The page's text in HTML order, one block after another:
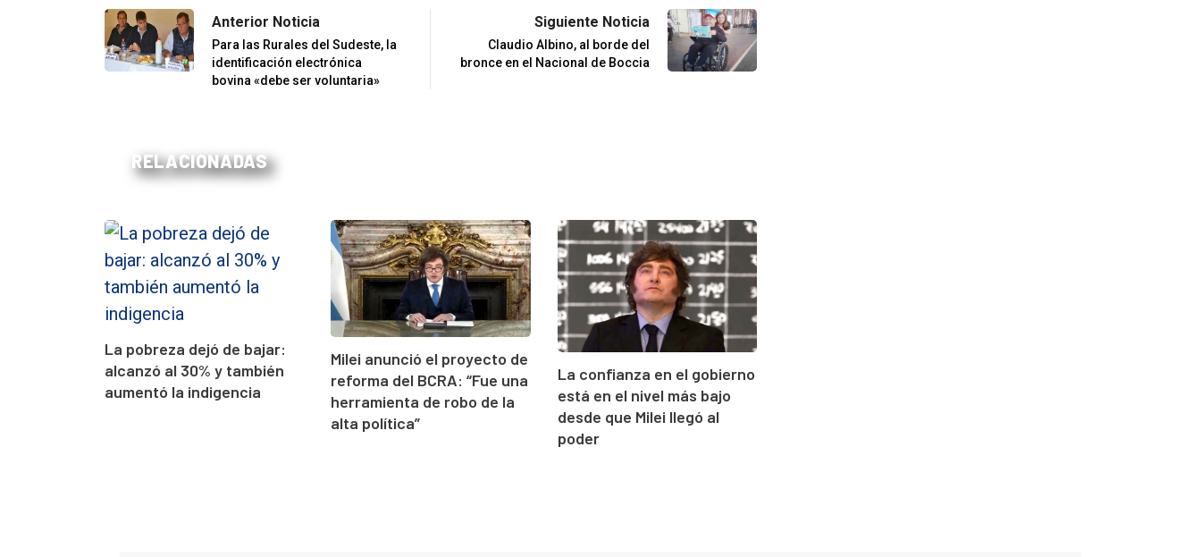
Anterior Noticia
Para las Rurales del Sudeste, la
identificación electrónica
bovina «debe ser voluntaria»
Siguiente Noticia
Claudio Albino, al borde del
bronce en el Nacional de Boccia
RELACIONADAS
La pobreza dejó de bajar:
alcanzó al 30% y también
aumentó la indigencia
Milei anunció el proyecto de
reforma del BCRA: “Fue una
herramienta de robo de la
alta política”
La confianza en el gobierno
está en el nivel más bajo
desde que Milei llegó al
poder